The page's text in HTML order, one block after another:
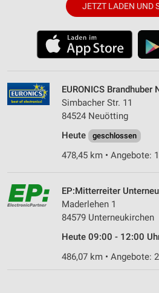
JETZT LADEN UND
EURONICS Brandhuber
Simbacher Str. 11
84524 Neuötting
Heute
geschlossen
478,45 km • Angebote:
EP:Mitterreiter
Maderlehen 1
84579 Unterneukirchen
Heute 09:00 - 12:00
486,07 km • Angebote: